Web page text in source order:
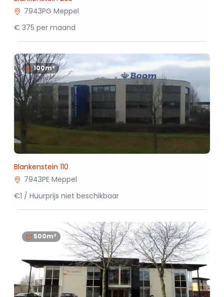
7943PG Meppel
€ 375 per maand
100m²
Blankenstein 110
7943PE Meppel
€1 / Huurprijs niet beschikbaar
500m²